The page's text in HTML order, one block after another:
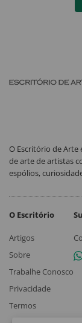
O Escritório de
de arte de artistas
espólios,
O Escritório
Artigos
Sobre
Trabalhe Conosco
Privacidade
Termos